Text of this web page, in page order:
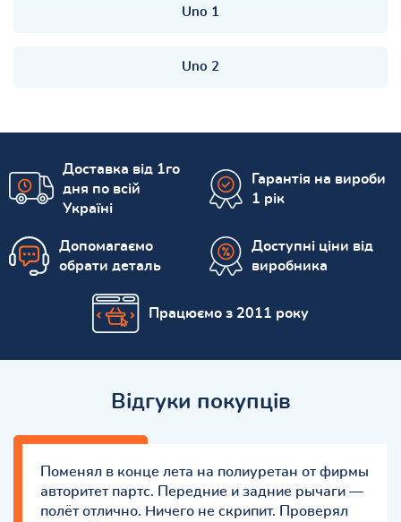
Uno 1
Uno 2
Доставка від 1го
дня по всій
Україні
Гарантія на вироби
1 рік
Допомагаємо
обрати деталь
Доступні ціни від
виробника
Працюємо з 2011 року
Відгуки покупців
Поменял в конце лета на полиуретан от фирмы
авторитет партс. Передние и задние рычаги —
полёт отлично. Ничего не скрипит. Проверял